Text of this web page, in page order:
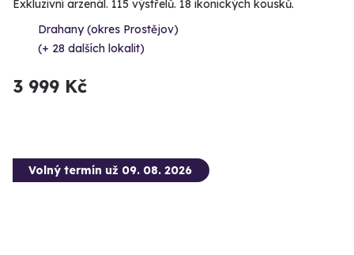
Exkluzivní arzenál. 115 výstřelů. 18 ikonických kousků.
Drahany (okres Prostějov)
(+ 28 dalších lokalit)
3 999 Kč
Volný termín už 09. 08. 2026